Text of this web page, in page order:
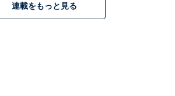
連載をもっと見る